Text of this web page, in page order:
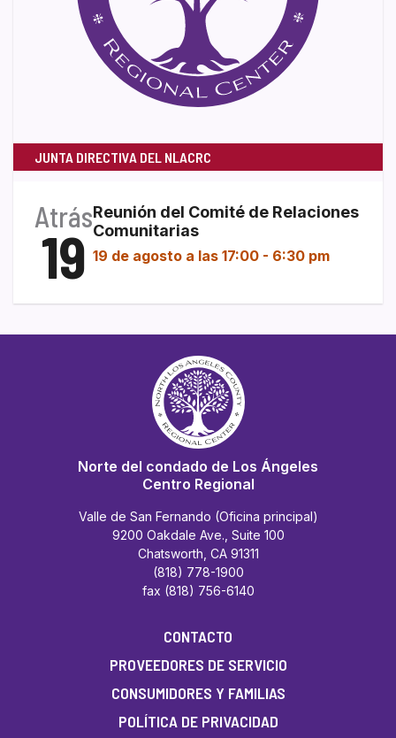
JUNTA DIRECTIVA DEL NLACRC
Atrás
19
Reunión del Comité de Relaciones
Comunitarias
19 de agosto a las 17:00 - 6:30 pm
Norte del condado de Los Ángeles
Centro Regional
Valle de San Fernando (Oficina principal)
9200 Oakdale Ave., Suite 100
Chatsworth, CA 91311
(818) 778-1900
fax (818) 756-6140
CONTACTO
PROVEEDORES DE SERVICIO
CONSUMIDORES Y FAMILIAS
POLÍTICA DE PRIVACIDAD